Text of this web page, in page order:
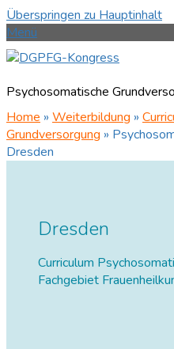
Überspringen zu Hauptinhalt
Menü
Psychosomatische
Home » Weiterbildung »
Grundversorgung »
Dresden
Dresden
Curriculum
Fachgebiet